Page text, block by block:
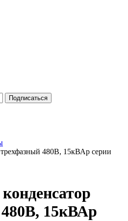
Подписаться
480В, 15кВАр серии
15кВАр